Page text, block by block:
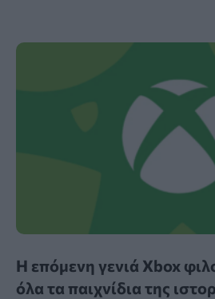
Η επόμενη γενιά Xbox
όλα τα παιχνίδια της